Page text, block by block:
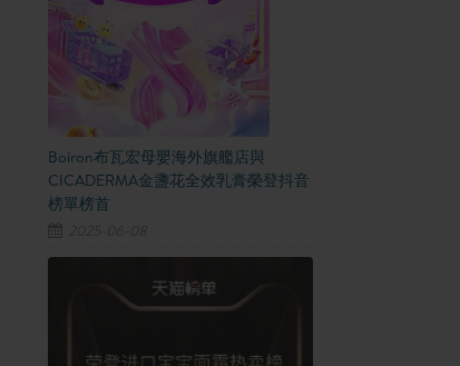
Boiron布瓦宏母嬰海外旗艦店與
CICADERMA金盞花全效乳膏榮登抖音
榜單榜首